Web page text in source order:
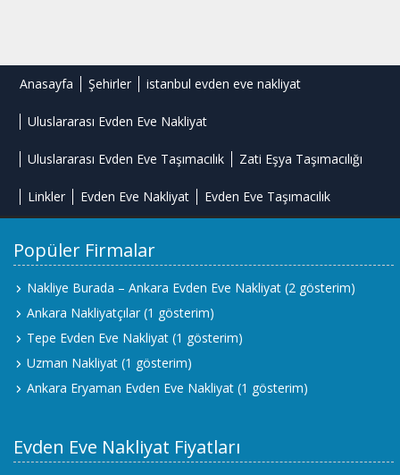
Anasayfa Şehirler istanbul evden eve nakliyat
Uluslararası Evden Eve Nakliyat
Uluslararası Evden Eve Taşımacılık Zati Eşya Taşımacılığı
Linkler Evden Eve Nakliyat Evden Eve Taşımacılık
Popüler Firmalar
Nakliye Burada – Ankara Evden Eve Nakliyat (2 gösterim)
Ankara Nakliyatçılar (1 gösterim)
Tepe Evden Eve Nakliyat (1 gösterim)
Uzman Nakliyat (1 gösterim)
Ankara Eryaman Evden Eve Nakliyat (1 gösterim)
Evden Eve Nakliyat Fiyatları